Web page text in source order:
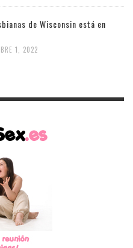
de Wisconsin está en
1, 2022